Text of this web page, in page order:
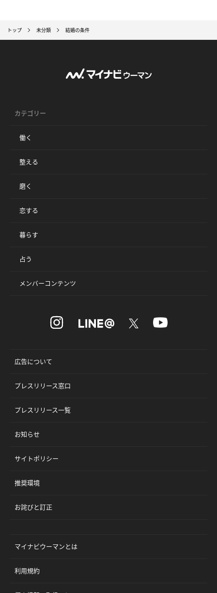
トップ 未分類 結婚の条件
カテゴリー
働く
整える
磨く
恋する
暮らす
占う
メンバーコンテンツ
広告について
プレスリリース窓口
プレスリリース一覧
お知らせ
サイトポリシー
推奨環境
お詫びと訂正
マイナビウーマンとは
利用規約